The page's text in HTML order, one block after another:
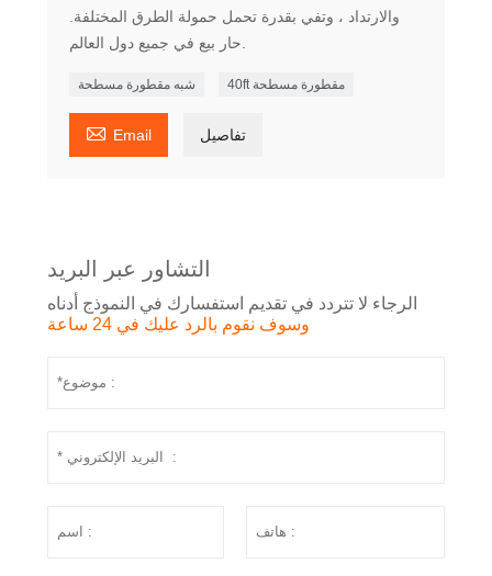
والارتداد ، وتفي بقدرة تحمل حمولة الطرق المختلفة.
شبه مقطورة مسطحة 40ft مقطورة مسطحة
 Email تفاصيل
التشاور عبر البريد
الرجاء لا تتردد في تقديم استفسارك في النموذج أدناه
وسوف نقوم بالرد عليك في 24 ساعة